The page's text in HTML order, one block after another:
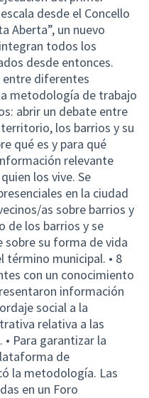
desde el Concello
Aberta”, un nuevo
todos los
desde entonces.
entre diferentes
metodología de trabajo
abrir un debate entre
los barrios y su
qué es y para qué
relevante
los vive. Se
en la ciudad
as sobre barrios y
de los barrios y se
su forma de vida
término municipal. • 8
con un conocimiento
información
social a la
relativa a las
Para garantizar la
de
la metodología. Las
en un Foro